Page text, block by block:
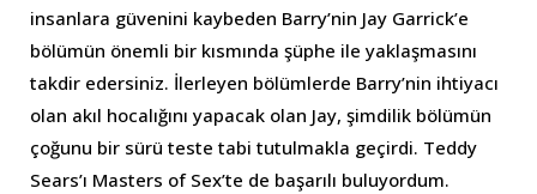
insanlara güvenini kaybeden Barry’nin Jay Garrick’e
bölümün önemli bir kısmında şüphe ile yaklaşmasını
takdir edersiniz. İlerleyen bölümlerde Barry’nin ihtiyacı
olan akıl hocalığını yapacak olan Jay, şimdilik bölümün
çoğunu bir sürü teste tabi tutulmakla geçirdi. Teddy
Sears’ı Masters of Sex’te de başarılı buluyordum.